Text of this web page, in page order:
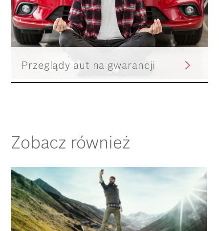
Przeglądy aut na gwarancji
Zobacz również